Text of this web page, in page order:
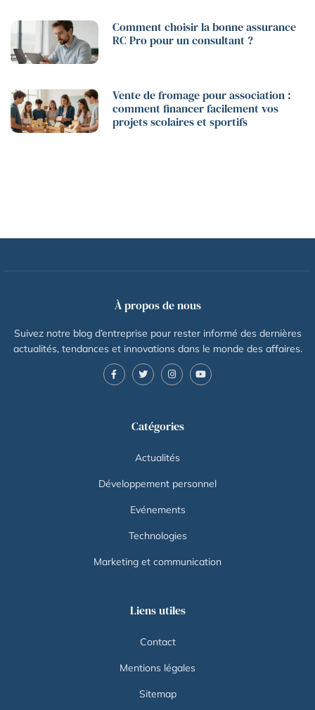
Comment choisir la bonne assurance
RC Pro pour un consultant ?
Vente de fromage pour association :
comment financer facilement vos
projets scolaires et sportifs
À propos de nous
Suivez notre blog d’entreprise pour rester informé des dernières
actualités, tendances et innovations dans le monde des affaires.
Catégories
Actualités
Développement personnel
Evénements
Technologies
Marketing et communication
Liens utiles
Contact
Mentions légales
Sitemap